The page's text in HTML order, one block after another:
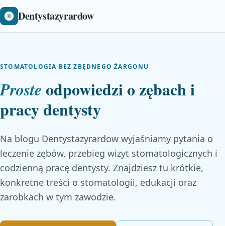
Dentystazyrardow
STOMATOLOGIA BEZ ZBĘDNEGO ŻARGONU
Proste odpowiedzi o zębach i
pracy dentysty
Na blogu Dentystazyrardow wyjaśniamy pytania o
leczenie zębów, przebieg wizyt stomatologicznych i
codzienną pracę dentysty. Znajdziesz tu krótkie,
konkretne treści o stomatologii, edukacji oraz
zarobkach w tym zawodzie.